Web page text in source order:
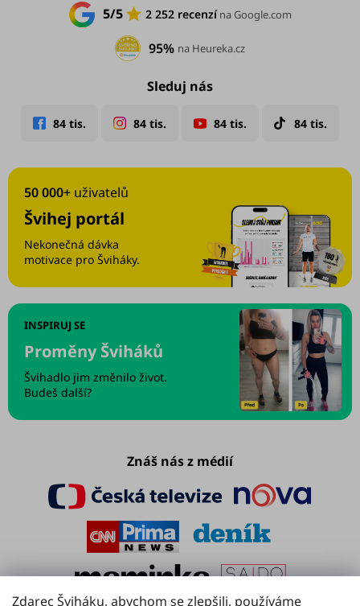
Zdarec Šviháku, abychom se zlepšili, používáme
Sleduj nás
5/5 2 252 recenzína Google.com
95% na Heureka.cz
50 000+ uživatelů
Švihej portál
Nekonečná dávka
motivace pro Šviháky.
INSPIRUJ SE
Proměny Šviháků
Švihadlo jim změnilo život.
Budeš další?
Znáš nás z médií